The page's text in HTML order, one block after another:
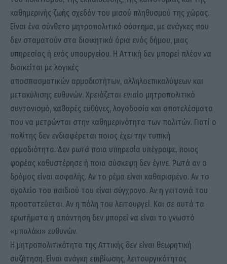
καθημερινής ζωής σχεδόν του μισού πληθυσμού της χώρας.
Είναι ένα σύνθετο μητροπολιτικό σύστημα, με ανάγκες που
δεν σταματούν στα διοικητικά όρια ενός δήμου, μιας
υπηρεσίας ή ενός υπουργείου. Η Αττική δεν μπορεί πλέον να
διοικείται με λογικές
αποσπασματικών αρμοδιοτήτων, αλληλοεπικαλύψεων και
μετακύλισης ευθυνών. Χρειάζεται ενιαίο μητροπολιτικό
συντονισμό, καθαρές ευθύνες, λογοδοσία και αποτελέσματα
που να μετρώνται στην καθημερινότητα των πολιτών. Γιατί ο
πολίτης δεν ενδιαφέρεται ποιος έχει την τυπική
αρμοδιότητα. Δεν ρωτά ποια υπηρεσία υπέγραψε, ποιος
φορέας καθυστέρησε ή ποια σύσκεψη δεν έγινε. Ρωτά αν ο
δρόμος είναι ασφαλής. Αν το ρέμα είναι καθαρισμένο. Αν το
σχολείο του παιδιού του είναι σύγχρονο. Αν η γειτονιά του
προστατεύεται. Αν η πόλη του λειτουργεί. Και σε αυτά τα
ερωτήματα η απάντηση δεν μπορεί να είναι το γνωστό
«μπαλάκι» ευθυνών.
Η μητροπολιτικότητα της Αττικής δεν είναι θεωρητική
συζήτηση. Είναι ανάγκη επιβίωσης, λειτουργικότητας